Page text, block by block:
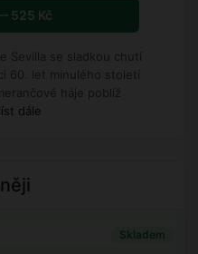
525 Kč
Sevilla se sladkou chutí
60. let minulého století
háje poblíž
dále
Skladem